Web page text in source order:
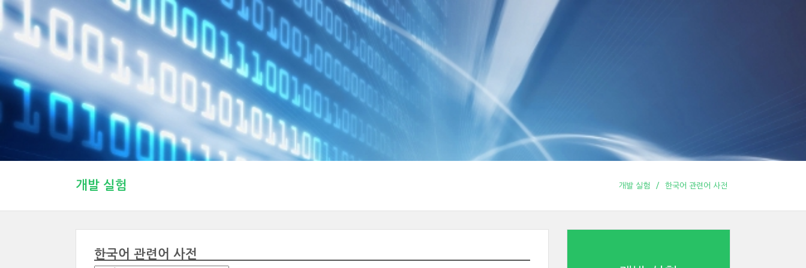
개발 실험 개발 실험 한국어 관련어 사전
한국어 관련어 사전